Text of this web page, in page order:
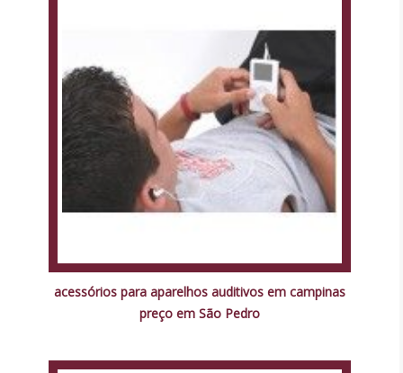
acessórios para aparelhos auditivos em campinas
preço em São Pedro